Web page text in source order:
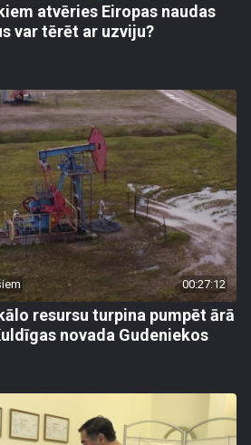
atvēries Eiropas naudas
var tērēt ar uzviju?
00:27:12
resursu turpina pumpēt ārā
novada Gudeniekos